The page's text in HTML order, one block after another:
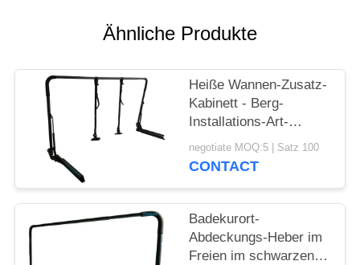
Ähnliche Produkte
Heiße Wannen-Zusatz-
Kabinett - Berg-
Installations-Art-
Aluminiumabdeckungs-
Heber
negotiate MOQ:5 | Satz 100
CONTACT
Badekurort-
Abdeckungs-Heber im
Freien im schwarzen